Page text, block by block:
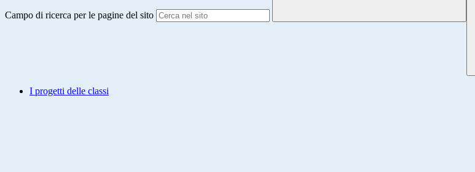
Campo di ricerca per le pagine del sito
I progetti delle classi